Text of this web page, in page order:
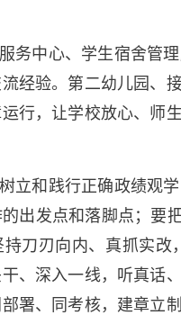
务中心、学生宿舍管
经验。第二幼儿园、
行，让学校放心、师
立和践行正确政绩观
出发点和落脚点；要
刀刃向内、真抓实改
、深入一线，听真话
署、同考核，建章立